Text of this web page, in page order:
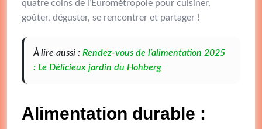
quatre coins de l’Eurométropole pour cuisiner,
goûter, déguster, se rencontrer et partager !
À lire aussi : Rendez-vous de l’alimentation 2025
: Le Délicieux jardin du Hohberg
Alimentation durable :